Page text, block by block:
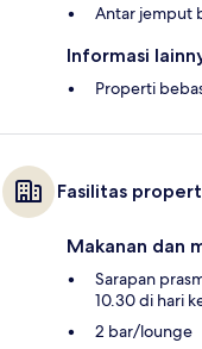
Antar jemput
Informasi
Properti
Fasilitas
Makanan dan
Sarapan
10.30 di hari
2 bar/lounge